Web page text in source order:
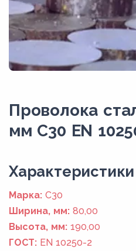
Проволока
мм C30 EN
Xарактеристики
Марка: C30
Ширина, мм: 80,00
Высота, мм: 190,00
ГОСТ: EN 10250-2